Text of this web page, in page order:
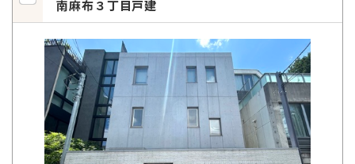
南麻布３丁目戸建